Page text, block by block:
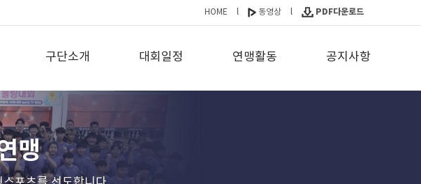
HOME l 동영상 l PDF다운로드
구단소개 대회일정 연맹활동 공지사항
맹